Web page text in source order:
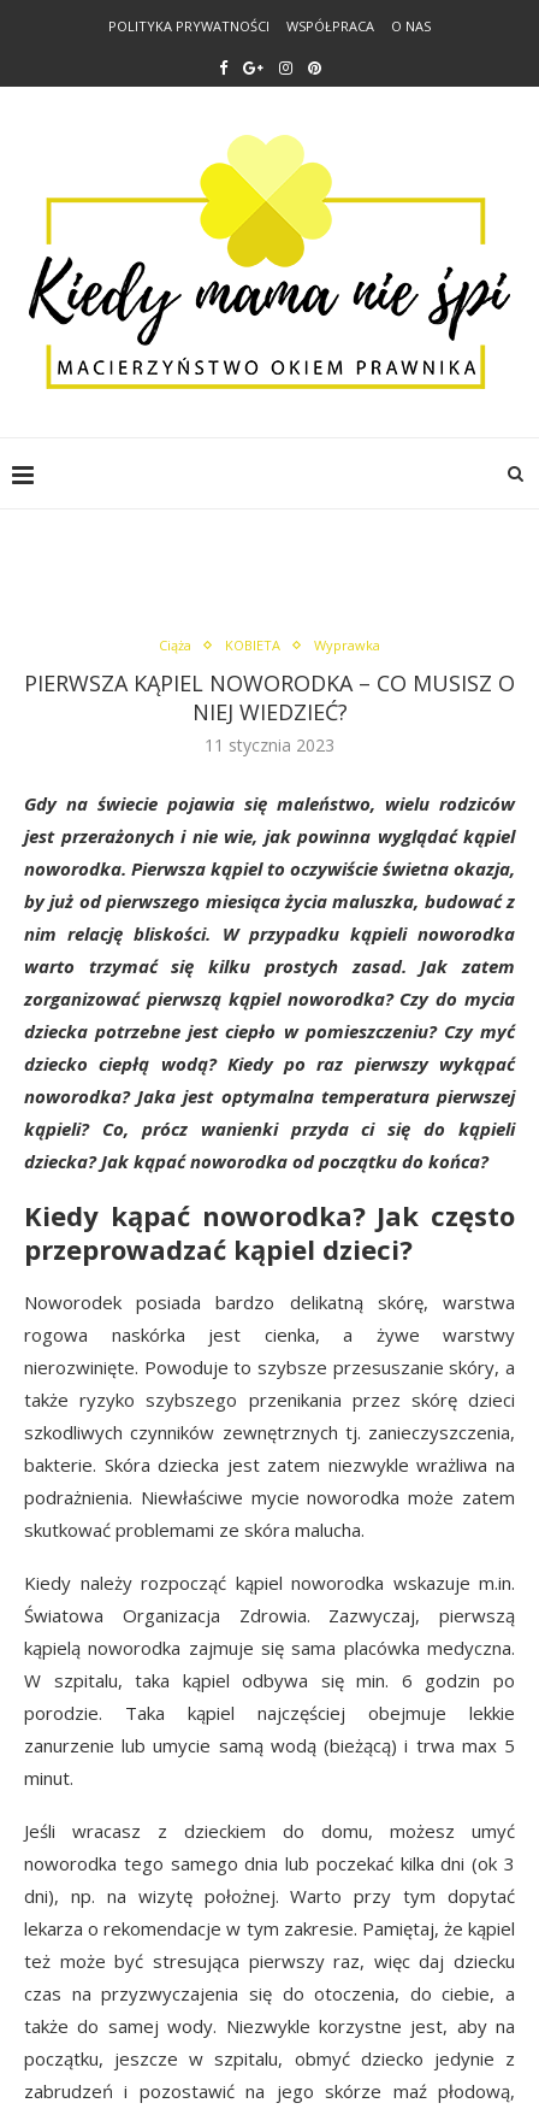
POLITYKA PRYWATNOŚCI WSPÓŁPRACA O NAS
Ciąża KOBIETA Wyprawka
PIERWSZA KĄPIEL NOWORODKA – CO MUSISZ O
NIEJ WIEDZIEĆ?
11 stycznia 2023
Gdy na świecie pojawia się maleństwo, wielu rodziców
jest przerażonych i nie wie, jak powinna wyglądać kąpiel
noworodka. Pierwsza kąpiel to oczywiście świetna okazja,
by już od pierwszego miesiąca życia maluszka, budować z
nim relację bliskości. W przypadku kąpieli noworodka
warto trzymać się kilku prostych zasad. Jak zatem
zorganizować pierwszą kąpiel noworodka? Czy do mycia
dziecka potrzebne jest ciepło w pomieszczeniu? Czy myć
dziecko ciepłą wodą? Kiedy po raz pierwszy wykąpać
noworodka? Jaka jest optymalna temperatura pierwszej
kąpieli? Co, prócz wanienki przyda ci się do kąpieli
dziecka? Jak kąpać noworodka od początku do końca?
Kiedy kąpać noworodka? Jak często
przeprowadzać kąpiel dzieci?
Noworodek posiada bardzo delikatną skórę, warstwa
rogowa naskórka jest cienka, a żywe warstwy
nierozwinięte. Powoduje to szybsze przesuszanie skóry, a
także ryzyko szybszego przenikania przez skórę dzieci
szkodliwych czynników zewnętrznych tj. zanieczyszczenia,
bakterie. Skóra dziecka jest zatem niezwykle wrażliwa na
podrażnienia. Niewłaściwe mycie noworodka może zatem
skutkować problemami ze skóra malucha.
Kiedy należy rozpocząć kąpiel noworodka wskazuje m.in.
Światowa Organizacja Zdrowia. Zazwyczaj, pierwszą
kąpielą noworodka zajmuje się sama placówka medyczna.
W szpitalu, taka kąpiel odbywa się min. 6 godzin po
porodzie. Taka kąpiel najczęściej obejmuje lekkie
zanurzenie lub umycie samą wodą (bieżącą) i trwa max 5
minut.
Jeśli wracasz z dzieckiem do domu, możesz umyć
noworodka tego samego dnia lub poczekać kilka dni (ok 3
dni), np. na wizytę położnej. Warto przy tym dopytać
lekarza o rekomendacje w tym zakresie. Pamiętaj, że kąpiel
też może być stresująca pierwszy raz, więc daj dziecku
czas na przyzwyczajenia się do otoczenia, do ciebie, a
także do samej wody. Niezwykle korzystne jest, aby na
początku, jeszcze w szpitalu, obmyć dziecko jedynie z
zabrudzeń i pozostawić na jego skórze maź płodową,